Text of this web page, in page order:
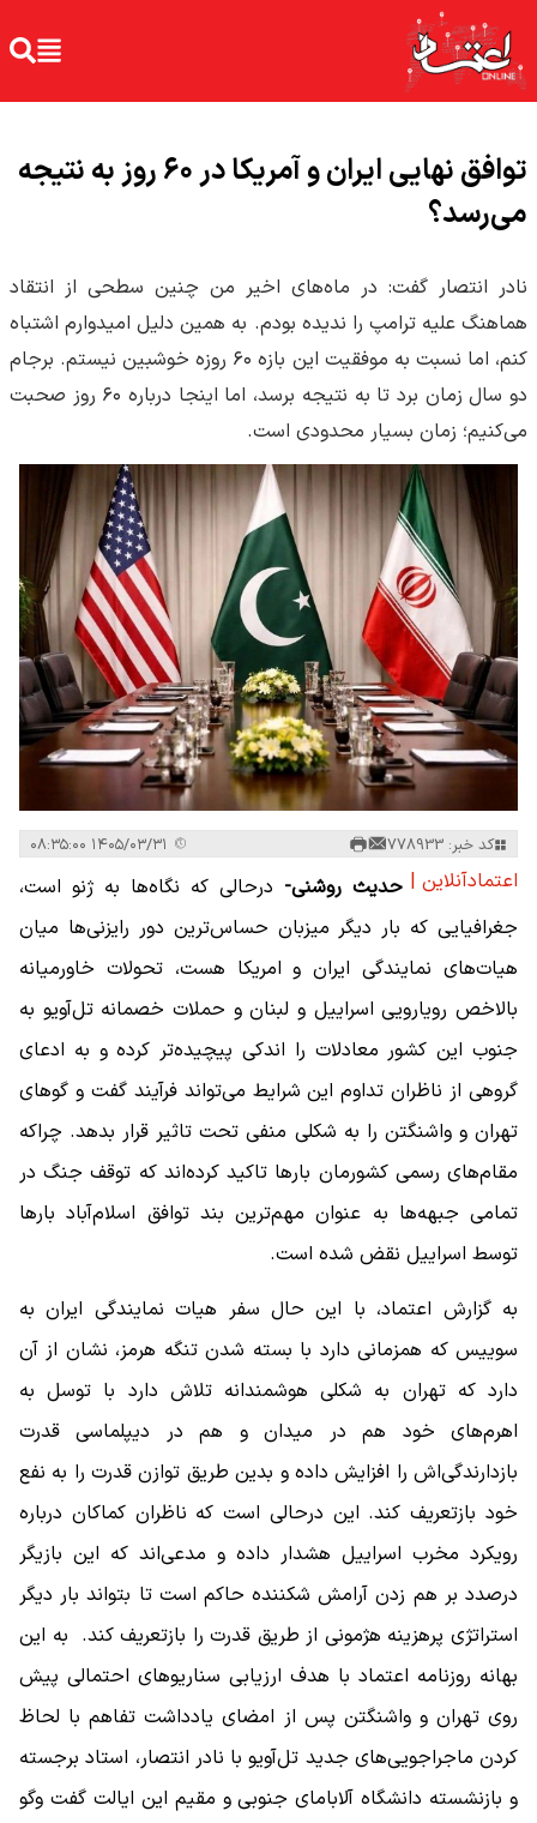
توافق نهایی ایران و آمریکا در ۶۰ روز به نتیجه
می‌رسد؟
نادر انتصار گفت: در ماه‌های اخیر من چنین سطحی از انتقاد
هماهنگ علیه ترامپ را ندیده بودم. به همین دلیل امیدوارم اشتباه
کنم، اما نسبت به موفقیت این بازه ۶۰ روزه خوشبین نیستم. برجام
دو سال زمان برد تا به نتیجه برسد، اما اینجا درباره ۶۰ روز صحبت
می‌کنیم؛ زمان بسیار محدودی است.
کد خبر: 778933
اعتمادآنلاین | حدیث روشنی- درحالی که نگاه‌ها به ژنو است،
جغرافیایی که بار دیگر میزبان حساس‌ترین دور رایزنی‌ها میان
هیات‌های نمایندگی ایران و امریکا هست، تحولات خاورمیانه
بالاخص رویارویی اسراییل و لبنان و حملات خصمانه تل‌آویو به
جنوب این کشور معادلات را اندکی پیچیده‌تر کرده و به ادعای
گروهی از ناظران تداوم این شرایط می‌تواند فرآیند گفت و گوهای
تهران و واشنگتن را به شکلی منفی تحت تاثیر قرار بدهد. چراکه
مقام‌های رسمی کشورمان بارها تاکید کرده‌اند که توقف جنگ در
تمامی جبهه‌ها به عنوان مهم‌ترین بند توافق اسلام‌آباد بارها
توسط اسراییل نقض شده است.
به گزارش اعتماد، با این حال سفر هیات نمایندگی ایران به
سوییس که همزمانی دارد با بسته شدن تنگه هرمز، نشان از آن
دارد که تهران به شکلی هوشمندانه تلاش دارد با توسل به
اهرم‌های خود هم در میدان و هم در دیپلماسی قدرت
بازدارندگی‌اش را افزایش داده و بدین طریق توازن قدرت را به نفع
خود بازتعریف کند. این درحالی است که ناظران کماکان درباره
رویکرد مخرب اسراییل هشدار داده و مدعی‌اند که این بازیگر
درصدد بر هم زدن آرامش شکننده حاکم است تا بتواند بار دیگر
استراتژی پرهزینه هژمونی از طریق قدرت را بازتعریف کند. به این
بهانه روزنامه اعتماد با هدف ارزیابی سناریوهای احتمالی پیش
‌روی تهران و واشنگتن پس از امضای یادداشت تفاهم با لحاظ
کردن ماجراجویی‌های جدید تل‌آویو با نادر انتصار، استاد برجسته
و بازنشسته دانشگاه آلابامای جنوبی و مقیم این ایالت گفت وگو